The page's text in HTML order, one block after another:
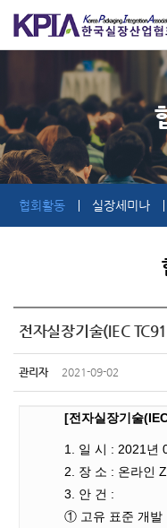
협회활동 실장세미나
전자실장기술(IEC
관리자 2021-09-02
[전자실장기술
1. 일 시 : 2021년
2. 장 소 : 온라인
3. 안 건 :
① 고유 표준 개발